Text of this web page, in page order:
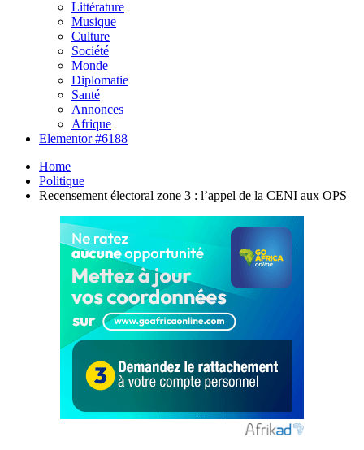
Littérature
Musique
Culture
Société
Monde
Diplomatie
Santé
Annonces
Afrique
Elementor #6188
Home
Politique
Recensement électoral zone 3 : l’appel de la CENI aux OPS